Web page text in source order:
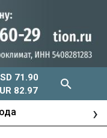
71.90
82.97
›